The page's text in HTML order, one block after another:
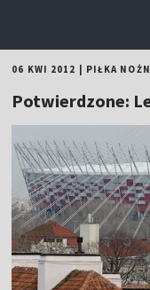
06 KWI 2012 PIŁKA
Potwierdzone: